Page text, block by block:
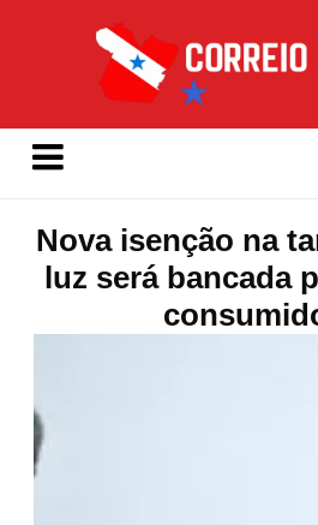
Nova isenção na
luz será bancada